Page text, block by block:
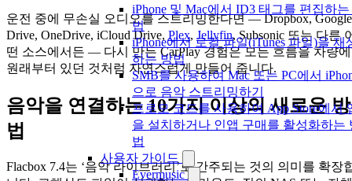
iPhone 및 Mac에서 ID3 태그를 편집하
법
iPhone에서 로컬 파일(iTunes 파일)을 재
하는 방법
SMB를 사용하여 Mac 또는 PC에서
으로 음악 스트리밍하기
프로모 코드를 사용하여 App Store에서
을 설치하거나 인앱 구매를 활성화하는
법
사용자 가이드
Evermusic
운전 중에 무손실 오디오를 스트리밍한다면 — Dropbox, Google
Drive, OneDrive, iCloud Drive,Plex, Jellyfin, Subsonic 또는 다른
떤 소스에서든 — 다시 만든 CarPlay 경험은 모든 흐름을 차량에
원래부터 있던 것처럼 자연스럽게 만들어 줍니다.
음악을 연결하는 10가지 이상의 새로운 방
법
Flacbox 7.4는 ‘음악 라이브러리’로 간주되는 것의 의미를 확장